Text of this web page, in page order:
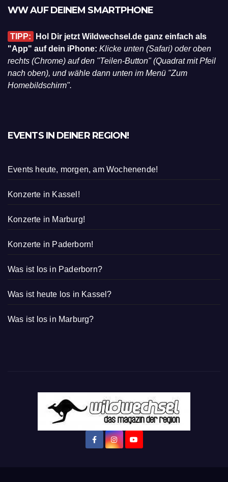
WW AUF DEINEM SMARTPHONE
TIPP:
Hol Dir jetzt Wildwechsel.de ganz einfach als
"App" auf dein iPhone: Klicke unten (Safari) oder oben
rechts (Chrome) auf den "Teilen-Button" (Quadrat mit Pfeil
nach oben), und wähle dann unten im Menü "Zum
Homebildschirm".
EVENTS IN DEINER REGION!
Events heute, morgen, am Wochenende!
Konzerte in Kassel!
Konzerte in Marburg!
Konzerte in Paderborn!
Was ist los in Paderborn?
Was ist heute los in Kassel?
Was ist los in Marburg?